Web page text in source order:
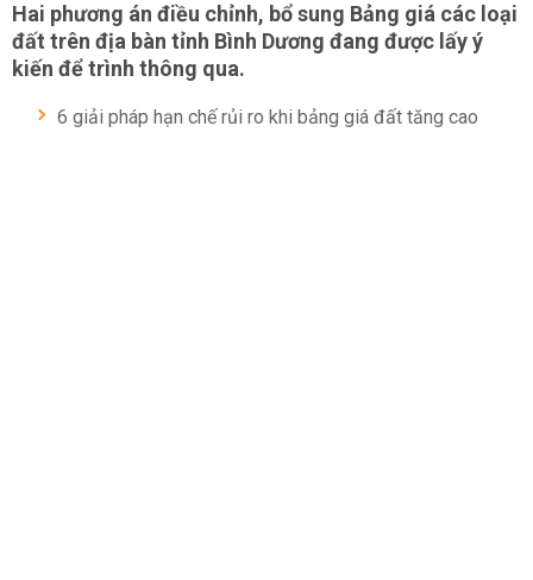
Hai phương án điều chỉnh, bổ sung Bảng giá các loại
đất trên địa bàn tỉnh Bình Dương đang được lấy ý
kiến để trình thông qua.
6 giải pháp hạn chế rủi ro khi bảng giá đất tăng cao